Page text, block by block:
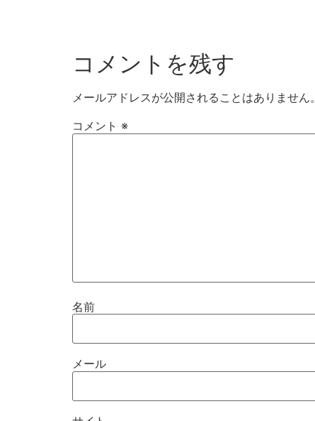
コメントを残す
メールアドレスが公開されることはありません。
コメント ※
名前
メール